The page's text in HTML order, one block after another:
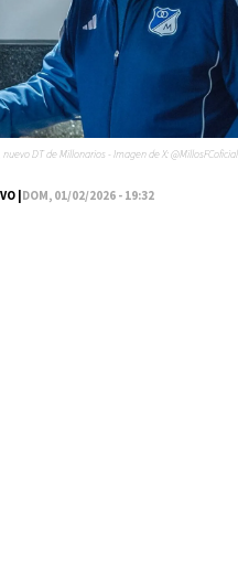
|DOM, 01/02/2026 - 19:32
DT de Millonarios - Imagen de X: @MillosFCoficial